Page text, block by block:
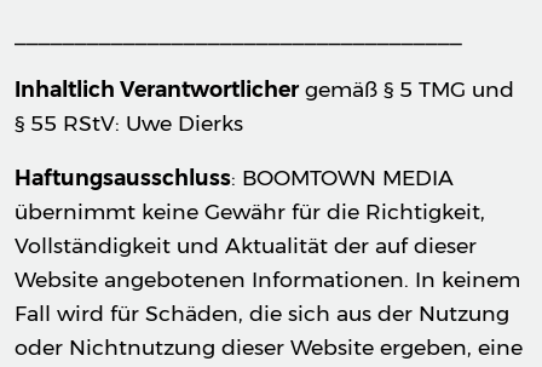
Inhaltlich Verantwortlichergemäß § 5 TMG und
§ 55 RStV: Uwe Dierks
Haftungsausschluss: BOOMTOWN MEDIA
übernimmt keine Gewähr für die Richtigkeit,
Vollständigkeit und Aktualität der auf dieser
Website angebotenen Informationen. In keinem
Fall wird für Schäden, die sich aus der Nutzung
oder Nichtnutzung dieser Website ergeben, eine